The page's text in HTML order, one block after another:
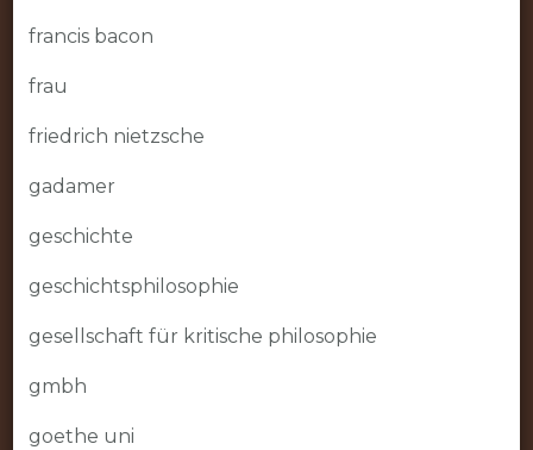
francis bacon
frau
friedrich nietzsche
gadamer
geschichte
geschichtsphilosophie
gesellschaft für kritische philosophie
gmbh
goethe uni